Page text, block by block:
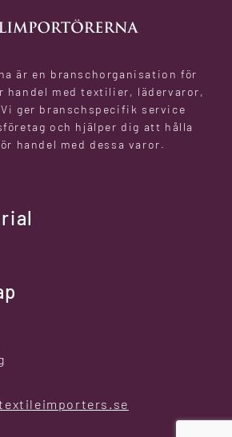
är en branschorganisation för
handel med textilier, lädervaror,
ger branschspecifik service
och hjälper dig att hålla
handel med dessa varor.